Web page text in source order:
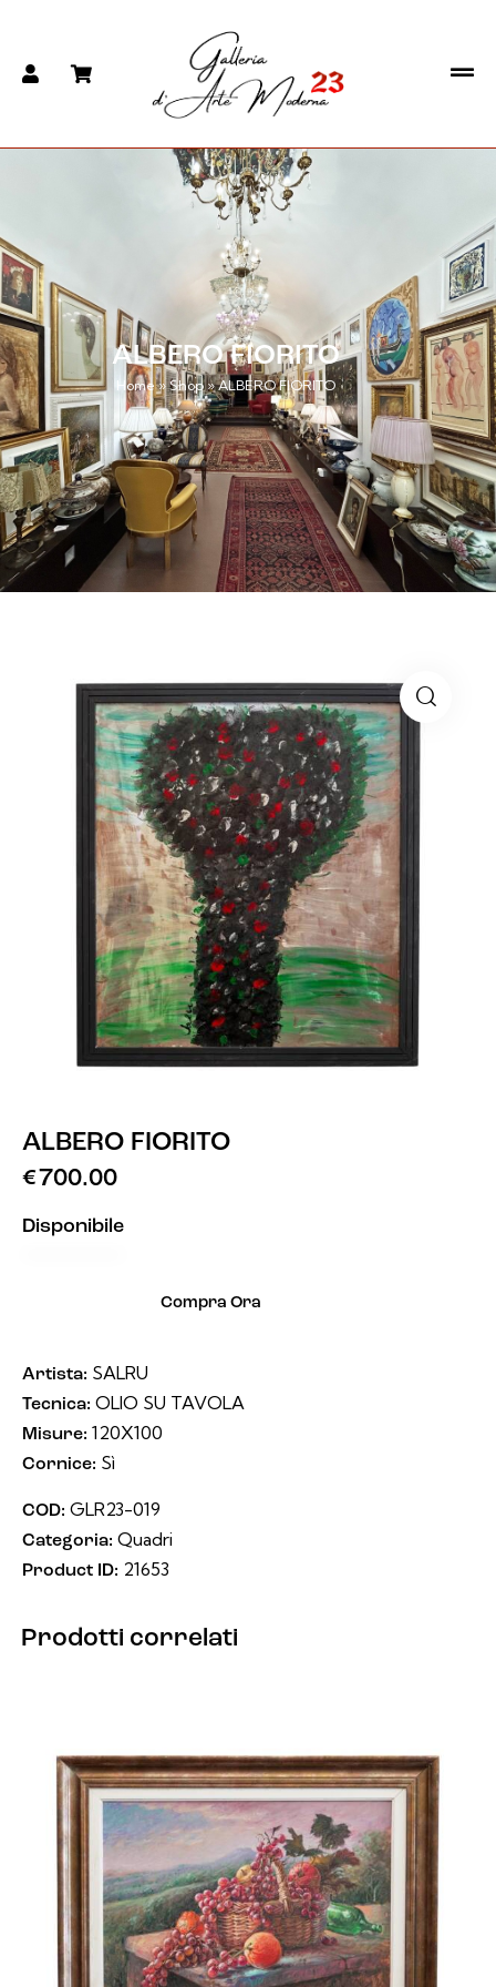
ALBERO FIORITO
Home»Shop»ALBERO FIORITO
ALBERO FIORITO
€700.00
Disponibile
Compra Ora
Artista: SALRU
Tecnica: OLIO SU TAVOLA
Misure: 120X100
Cornice: Sì
COD: GLR23-019
Categoria: Quadri
Product ID: 21653
Prodotti correlati